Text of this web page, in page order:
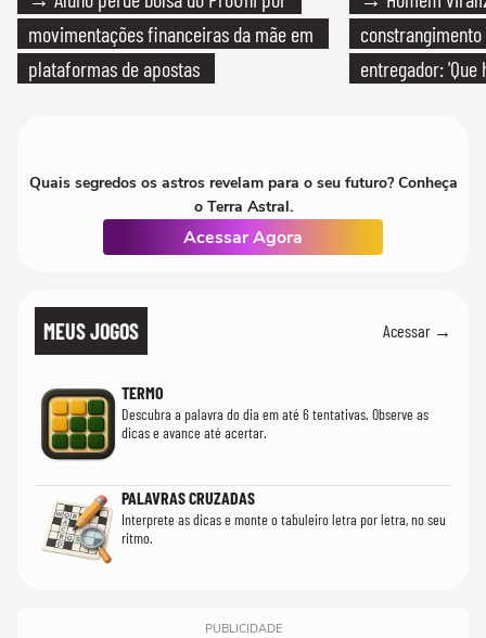
movimentações financeiras da mãe em
plataformas de apostas
entregador: 'Que
Quais segredos os astros revelam para o seu futuro? Conheça
o Terra Astral.
Acessar Agora
MEUS JOGOS Acessar →
TERMO
Descubra a palavra do dia em até 6 tentativas. Observe as
dicas e avance até acertar.
PALAVRAS CRUZADAS
Interprete as dicas e monte o tabuleiro letra por letra, no seu
ritmo.
PUBLICIDADE